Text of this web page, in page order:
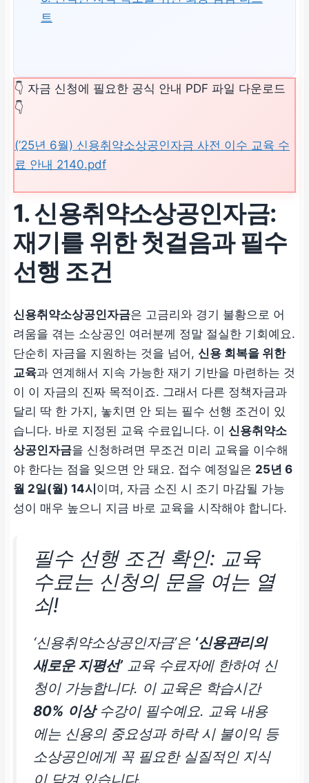
트
👇 자금 신청에 필요한 공식 안내 PDF 파일 다운로드
👇
(’25년 6월) 신용취약소상공인자금 사전 이수 교육 수
료 안내 2140.pdf
1. 신용취약소상공인자금:
재기를 위한 첫걸음과 필수
선행 조건
신용취약소상공인자금은 고금리와 경기 불황으로 어
려움을 겪는 소상공인 여러분께 정말 절실한 기회예요.
단순히 자금을 지원하는 것을 넘어, 신용 회복을 위한
교육과 연계해서 지속 가능한 재기 기반을 마련하는 것
이 이 자금의 진짜 목적이죠. 그래서 다른 정책자금과
달리 딱 한 가지, 놓치면 안 되는 필수 선행 조건이 있
습니다. 바로 지정된 교육 수료입니다. 이 신용취약소
상공인자금을 신청하려면 무조건 미리 교육을 이수해
야 한다는 점을 잊으면 안 돼요. 접수 예정일은 25년 6
월 2일(월) 14시 이며, 자금 소진 시 조기 마감될 가능
성이 매우 높으니 지금 바로 교육을 시작해야 합니다.
필수 선행 조건 확인: 교육
수료는 신청의 문을 여는 열
쇠!
‘신용취약소상공인자금’은 ‘신용관리의
새로운 지평선’교육 수료자에 한하여 신
청이 가능합니다. 이 교육은 학습시간
80% 이상수강이 필수예요. 교육 내용
에는 신용의 중요성과 하락 시 불이익 등
소상공인에게 꼭 필요한 실질적인 지식
이 담겨 있습니다.